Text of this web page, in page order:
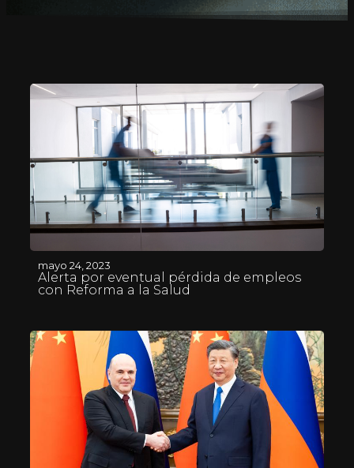
mayo 24, 2023
Alerta por eventual pérdida de empleos
con Reforma a la Salud